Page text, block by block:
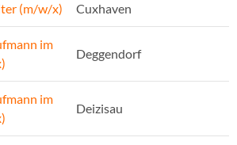
(m/w/x) Cuxhaven
im
Deggendorf
im
Deizisau